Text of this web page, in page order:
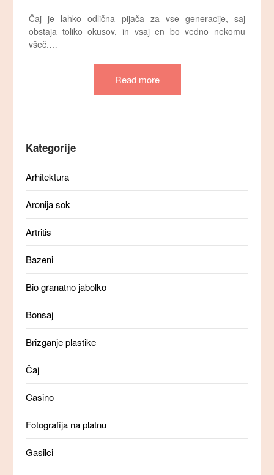
Čaj je lahko odlična pijača za vse generacije, saj
obstaja toliko okusov, in vsaj en bo vedno nekomu
všeč.…
Read more
Kategorije
Arhitektura
Aronija sok
Artritis
Bazeni
Bio granatno jabolko
Bonsaj
Brizganje plastike
Čaj
Casino
Fotografija na platnu
Gasilci